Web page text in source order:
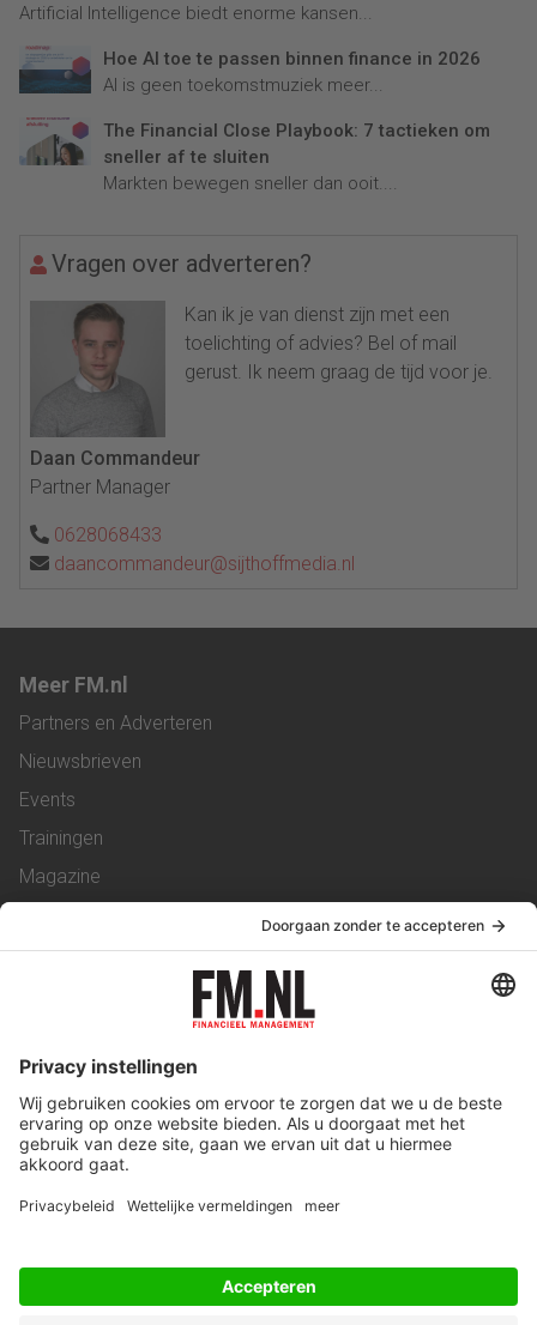
Artificial Intelligence biedt enorme kansen...
Hoe AI toe te passen binnen finance in 2026
AI is geen toekomstmuziek meer...
The Financial Close Playbook: 7 tactieken om
sneller af te sluiten
Markten bewegen sneller dan ooit....
Vragen over adverteren?
Kan ik je van dienst zijn met een
toelichting of advies? Bel of mail
gerust. Ik neem graag de tijd voor je.
Daan Commandeur
Partner Manager
0628068433
daancommandeur@sijthoffmedia.nl
Meer FM.nl
Partners en Adverteren
Nieuwsbrieven
Events
Trainingen
Magazine
Service & Contact
Werken bij ons
Privacy Statement
Algemene Voorwaarden